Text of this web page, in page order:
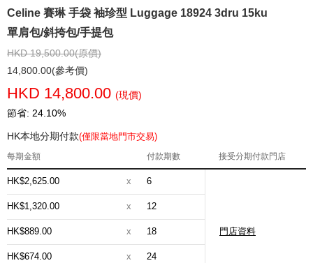
Celine 賽琳 手袋 袖珍型 Luggage 18924 3dru 15ku
單肩包/斜挎包/手提包
HKD 19,500.00(原價)
14,800.00(參考價)
HKD 14,800.00 (現價)
節省: 24.10%
HK本地分期付款(僅限當地門市交易)
每期金額 付款期數 接受分期付款門店
HK$2,625.00 x 6
門店資料
HK$1,320.00 x 12
HK$889.00 x 18
HK$674.00 x 24